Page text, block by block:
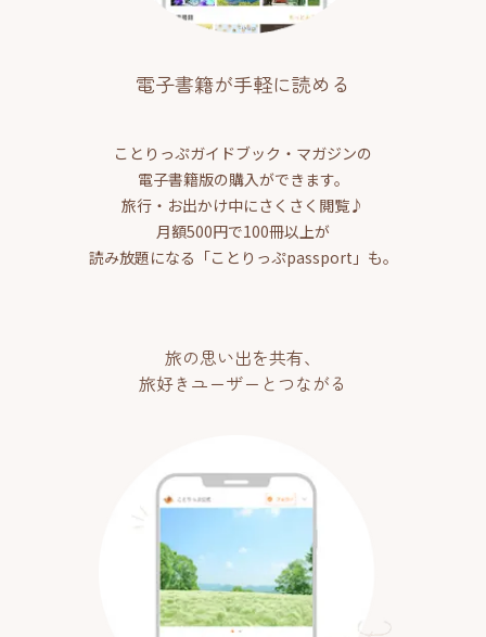
電子書籍が手軽に読める
ことりっぷガイドブック・マガジンの
電子書籍版の購入ができます。
旅行・お出かけ中にさくさく閲覧♪
月額500円で100冊以上が
読み放題になる「ことりっぷpassport」も。
旅の思い出を共有、
旅好きユーザーとつながる